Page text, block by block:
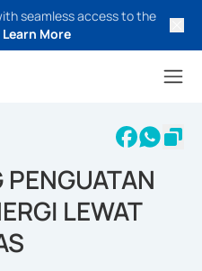
seamless access to the
Learn More
LEWAT